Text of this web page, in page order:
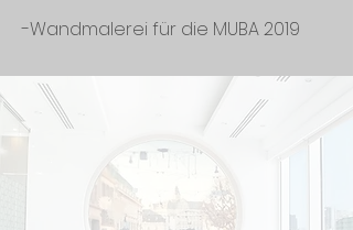
-Wandmalerei für die MUBA 2019